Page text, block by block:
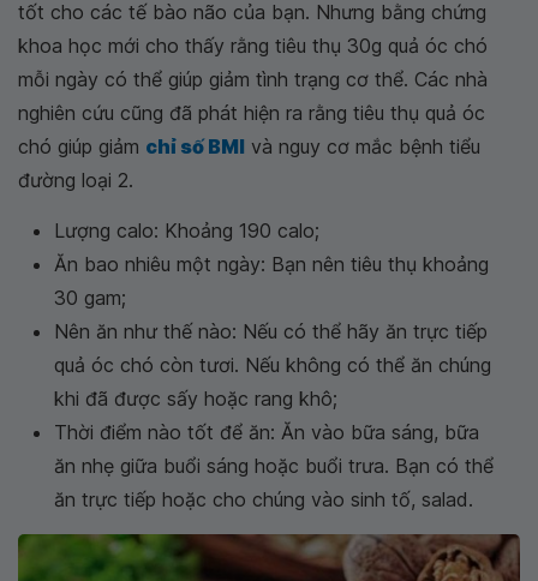
tốt cho các tế bào não của bạn. Nhưng bằng chứng
khoa học mới cho thấy rằng tiêu thụ 30g quả óc chó
mỗi ngày có thể giúp giảm tình trạng cơ thể. Các nhà
nghiên cứu cũng đã phát hiện ra rằng tiêu thụ quả óc
chó giúp giảm chỉ số BMI và nguy cơ mắc bệnh tiểu
đường loại 2.
Lượng calo: Khoảng 190 calo;
Ăn bao nhiêu một ngày: Bạn nên tiêu thụ khoảng
30 gam;
Nên ăn như thế nào: Nếu có thể hãy ăn trực tiếp
quả óc chó còn tươi. Nếu không có thể ăn chúng
khi đã được sấy hoặc rang khô;
Thời điểm nào tốt để ăn: Ăn vào bữa sáng, bữa
ăn nhẹ giữa buổi sáng hoặc buổi trưa. Bạn có thể
ăn trực tiếp hoặc cho chúng vào sinh tố, salad.